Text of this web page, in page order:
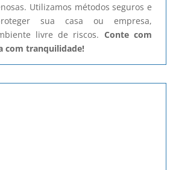
Utilizamos métodos seguros e
sua casa ou empresa,
livre de riscos. Conte com
com tranquilidade!